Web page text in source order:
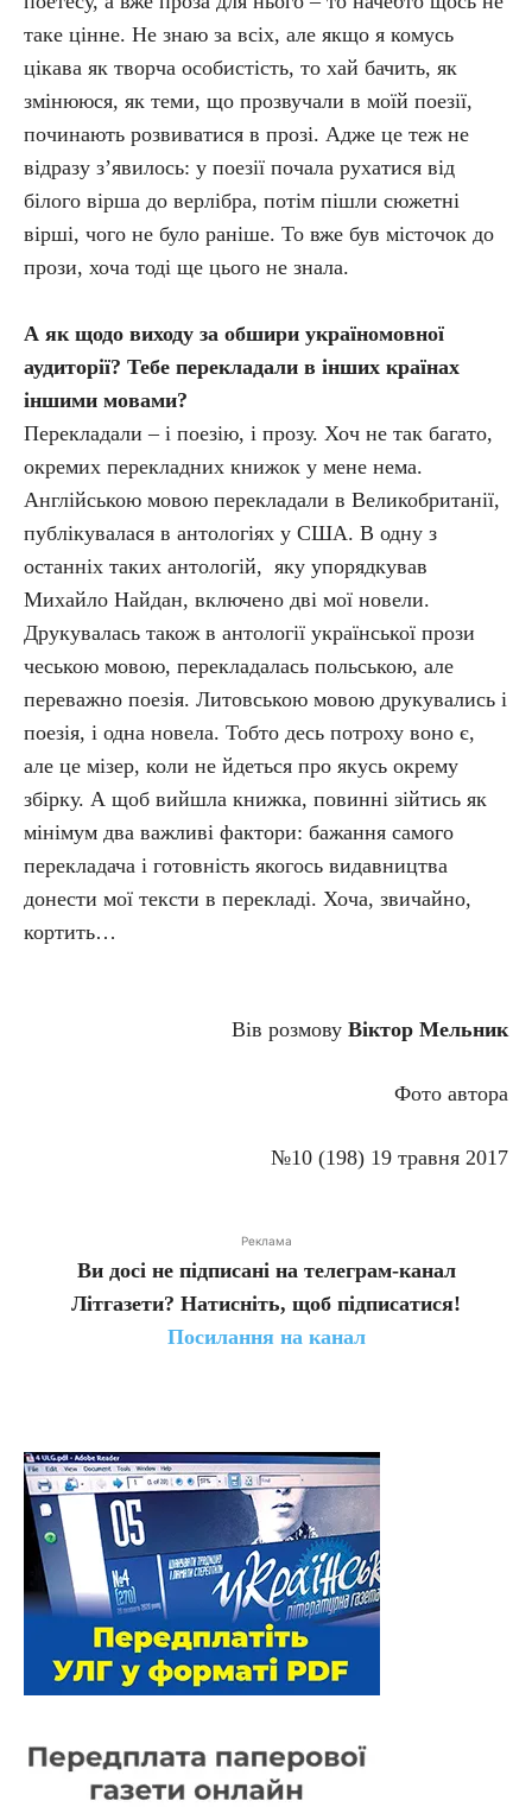
таке цінне. Не знаю за всіх, але якщо я комусь
цікава як творча особистість, то хай бачить, як
змінююся, як теми, що прозвучали в моїй поезії,
починають розвиватися в прозі. Адже це теж не
відразу з’явилось: у поезії почала рухатися від
білого вірша до верлібра, потім пішли сюжетні
вірші, чого не було раніше. То вже був місточок до
прози, хоча тоді ще цього не знала.
А як щодо виходу за обшири україномовної
аудиторії? Тебе перекладали в інших країнах
іншими мовами?
Перекладали – і поезію, і прозу. Хоч не так багато,
окремих перекладних книжок у мене нема.
Англійською мовою перекладали в Великобританії,
публікувалася в антологіях у США. В одну з
останніх таких антологій, яку упорядкував
Михайло Найдан, включено дві мої новели.
Друкувалась також в антології української прози
чеською мовою, перекладалась польською, але
переважно поезія. Литовською мовою друкувались і
поезія, і одна новела. Тобто десь потроху воно є,
але це мізер, коли не йдеться про якусь окрему
збірку. А щоб вийшла книжка, повинні зійтись як
мінімум два важливі фактори: бажання самого
перекладача і готовність якогось видавництва
донести мої тексти в перекладі. Хоча, звичайно,
кортить…
Вів розмову Віктор Мельник
Фото автора
№10 (198) 19 травня 2017
Реклама
Ви досі не підписані на телеграм-канал
Літгазети? Натисніть, щоб підписатися!
Посилання на канал